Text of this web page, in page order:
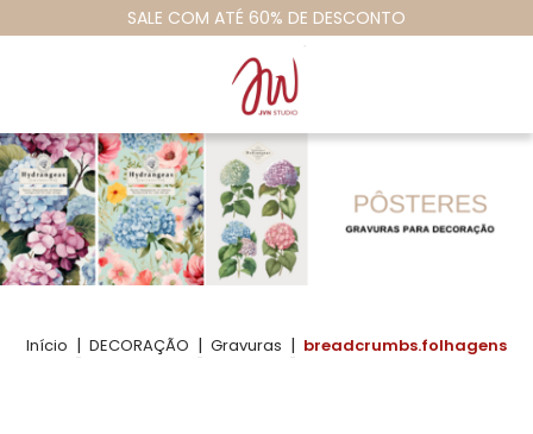
#vamosempapelaromundo
Início | DECORAÇÃO | Gravuras | breadcrumbs.folhagens